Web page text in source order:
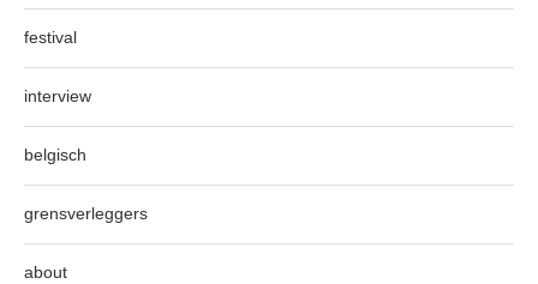
festival
interview
belgisch
grensverleggers
about